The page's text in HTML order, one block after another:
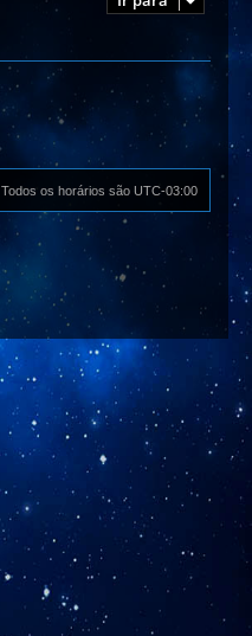
Todos os horários são UTC-03:00